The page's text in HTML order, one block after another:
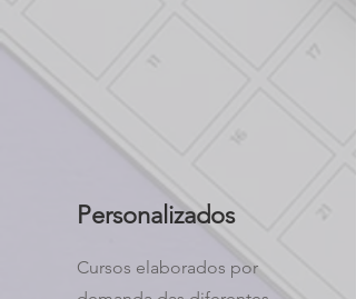
Personalizados
Cursos elaborados por